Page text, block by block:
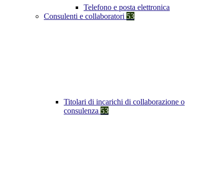
Telefono e posta elettronica
Consulenti e collaboratori 53
Titolari di incarichi di collaborazione o
consulenza 53